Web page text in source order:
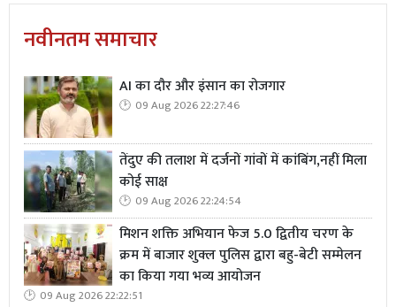
नवीनतम समाचार
AI का दौर और इंसान का रोजगार
09 Aug 2026 22:27:46
तेंदुए की तलाश में दर्जनों गांवों में कांबिंग,नहीं मिला
कोई साक्ष
09 Aug 2026 22:24:54
मिशन शक्ति अभियान फेज 5.0 द्वितीय चरण के
क्रम में बाजार शुक्ल पुलिस द्वारा बहु-बेटी सम्मेलन
का किया गया भव्य आयोजन
09 Aug 2026 22:22:51